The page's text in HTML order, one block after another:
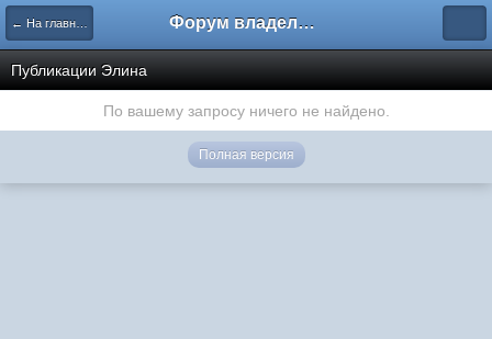
← На главную Форум владельцев интернет-магазинов
Публикации Элина
По вашему запросу ничего не найдено.
Полная версия